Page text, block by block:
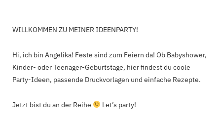
WILLKOMMEN ZU MEINER IDEENPARTY!
Hi, ich bin Angelika! Feste sind zum Feiern da! Ob Babyshower,
Kinder- oder Teenager-Geburtstage, hier findest du coole
Party-Ideen, passende Druckvorlagen und einfache Rezepte.
Jetzt bist du an der Reihe Let’s party!